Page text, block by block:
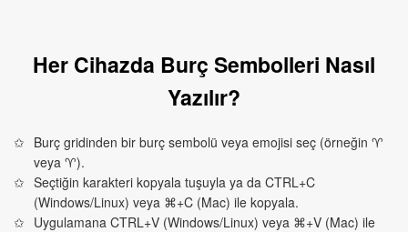
Her Cihazda Burç Sembolleri Nasıl
Yazılır?
Burç gridinden bir burç sembolü veya emojisi seç (örneğin ♈︎
veya ♈).
Seçtiğin karakteri kopyala tuşuyla ya da CTRL+C
(Windows/Linux) veya ⌘+C (Mac) ile kopyala.
Uygulamana CTRL+V (Windows/Linux) veya ⌘+V (Mac) ile